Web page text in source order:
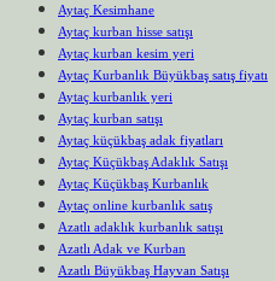
Aytaç Kesimhane
Aytaç kurban hisse satışı
Aytaç kurban kesim yeri
Aytaç Kurbanlık Büyükbaş satış fiyatı
Aytaç kurbanlık yeri
Aytaç kurban satışı
Aytaç küçükbaş adak fiyatları
Aytaç Küçükbaş Adaklık Satışı
Aytaç Küçükbaş Kurbanlık
Aytaç online kurbanlık satış
Azatlı adaklık kurbanlık satışı
Azatlı Adak ve Kurban
Azatlı Büyükbaş Hayvan Satışı